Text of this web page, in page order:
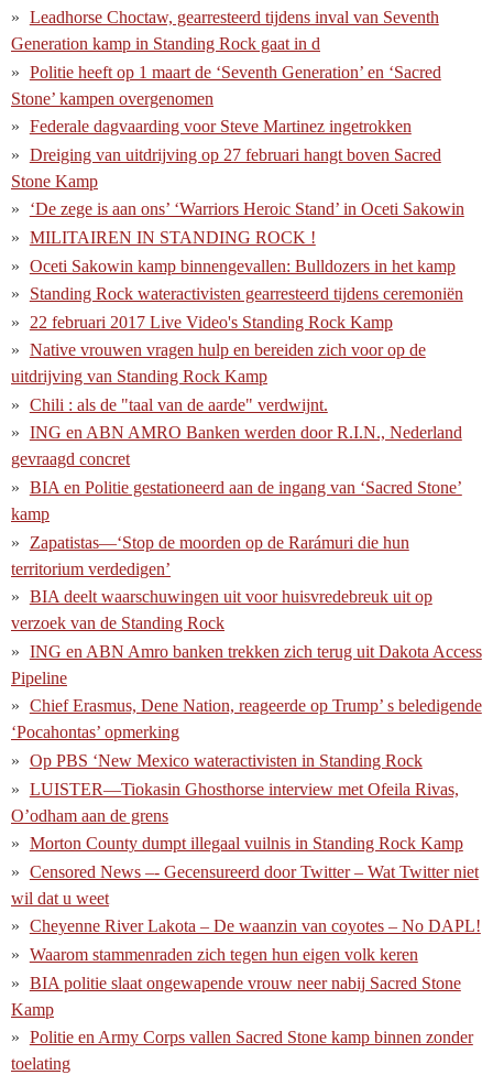
Leadhorse Choctaw, gearresteerd tijdens inval van Seventh
Generation kamp in Standing Rock gaat in d
Politie heeft op 1 maart de ‘Seventh Generation’ en ‘Sacred
Stone’ kampen overgenomen
Federale dagvaarding voor Steve Martinez ingetrokken
Dreiging van uitdrijving op 27 februari hangt boven Sacred
Stone Kamp
‘De zege is aan ons’ ‘Warriors Heroic Stand’ in Oceti Sakowin
MILITAIREN IN STANDING ROCK !
Oceti Sakowin kamp binnengevallen: Bulldozers in het kamp
Standing Rock wateractivisten gearresteerd tijdens ceremoniën
22 februari 2017 Live Video's Standing Rock Kamp
Native vrouwen vragen hulp en bereiden zich voor op de
uitdrijving van Standing Rock Kamp
Chili : als de "taal van de aarde" verdwijnt.
ING en ABN AMRO Banken werden door R.I.N., Nederland
gevraagd concret
BIA en Politie gestationeerd aan de ingang van ‘Sacred Stone’
kamp
Zapatistas—‘Stop de moorden op de Rarámuri die hun
territorium verdedigen’
BIA deelt waarschuwingen uit voor huisvredebreuk uit op
verzoek van de Standing Rock
ING en ABN Amro banken trekken zich terug uit Dakota Access
Pipeline
Chief Erasmus, Dene Nation, reageerde op Trump’ s beledigende
‘Pocahontas’ opmerking
Op PBS ‘New Mexico wateractivisten in Standing Rock
LUISTER—Tiokasin Ghosthorse interview met Ofeila Rivas,
O’odham aan de grens
Morton County dumpt illegaal vuilnis in Standing Rock Kamp
Censored News –- Gecensureerd door Twitter – Wat Twitter niet
wil dat u weet
Cheyenne River Lakota – De waanzin van coyotes – No DAPL!
Waarom stammenraden zich tegen hun eigen volk keren
BIA politie slaat ongewapende vrouw neer nabij Sacred Stone
Kamp
Politie en Army Corps vallen Sacred Stone kamp binnen zonder
toelating